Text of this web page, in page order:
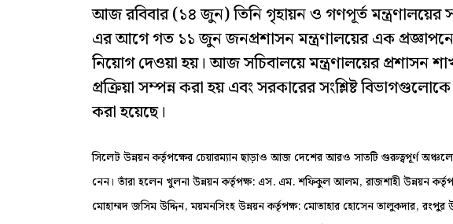
আজ রবিবার (১৪ জুন) তিনি গৃহায়ন ও গণপূর্ত মন্ত্রণালয়ের
এর আগে গত ১১ জুন জনপ্রশাসন মন্ত্রণালয়ের এক
নিয়োগ দেওয়া হয়। আজ সচিবালয়ে মন্ত্রণালয়ের প্রশাসন
প্রক্রিয়া সম্পন্ন করা হয় এবং সরকারের সংশ্লিষ্ট
করা হয়েছে।
সিলেট উন্নয়ন কর্তৃপক্ষের চেয়ারম্যান ছাড়াও আজ দেশের আরও সাতটি গুরুত্বপূর্ণ অঞ্চলের
নেন। তাঁরা হলেন খুলনা উন্নয়ন কর্তৃপক্ষ: এস. এম. শফিকুল আলম, রাজশাহী উন্নয়ন
মোহাম্মদ জসিম উদ্দিন, ময়মনসিংহ উন্নয়ন কর্তৃপক্ষ: মোতাহার হোসেন তালুকদার, রংপুর